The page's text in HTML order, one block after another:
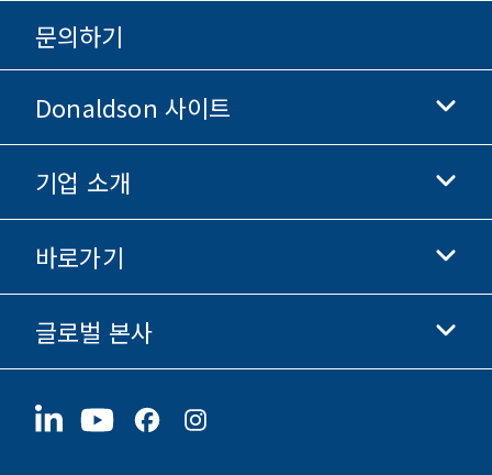
문의하기
Donaldson 사이트
Donaldson 생명과학
Donaldson 쇼핑
기업 소개
기업 정보
윤리 및 준법 경영
채용 정보
바로가기
투자자 정보
협력업체
지속가능성
글로벌 본사
1400 W 94th Street